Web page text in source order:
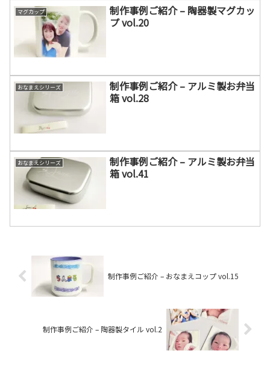
マグカップ
制作事例ご紹介 – 陶器製マグカッ
プ vol.20
おなまえシリーズ
制作事例ご紹介 – アルミ製お弁当
箱 vol.28
おなまえシリーズ
制作事例ご紹介 – アルミ製お弁当
箱 vol.41
制作事例ご紹介 – おなまえコップ vol.15
制作事例ご紹介 – 陶器製タイル vol.2